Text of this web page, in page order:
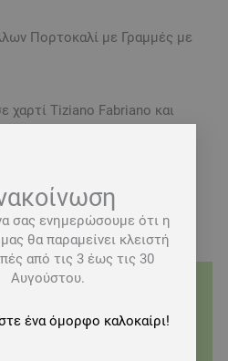
Πορτοκαλί με Γραμμές με
Tiziano Fabriano και
είναι από χαρτί σαμουά
της Offset
Δωρεάν μεταφορικά για
σας ενημερώσουμε ότι η
θα παραμείνει κλειστή
από τις 3 έως τις 30
Αυγούστου.
ένα όμορφο καλοκαίρι!